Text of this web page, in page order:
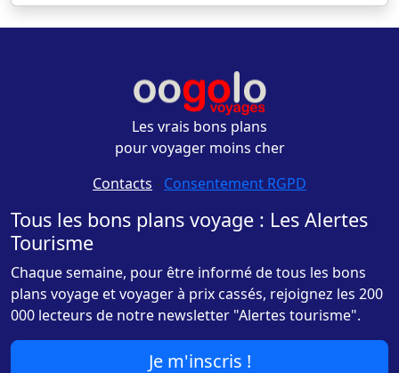
Les vrais bons plans
pour voyager moins cher
Contacts - Consentement RGPD
Tous les bons plans voyage : Les Alertes
Tourisme
Chaque semaine, pour être informé de tous les bons
plans voyage et voyager à prix cassés, rejoignez les 200
000 lecteurs de notre newsletter "Alertes tourisme".
Je m'inscris !